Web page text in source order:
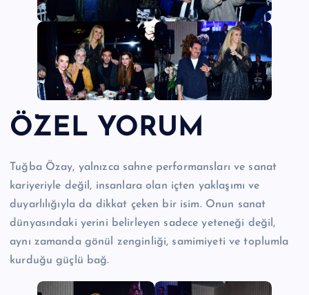
ÖZEL YORUM
Tuğba Özay, yalnızca sahne performansları ve sanat
kariyeriyle değil, insanlara olan içten yaklaşımı ve
duyarlılığıyla da dikkat çeken bir isim. Onun sanat
dünyasındaki yerini belirleyen sadece yeteneği değil,
aynı zamanda gönül zenginliği, samimiyeti ve toplumla
kurduğu güçlü bağ.